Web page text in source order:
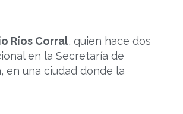
Ríos Corral, quien hace dos
en la Secretaría de
en una ciudad donde la